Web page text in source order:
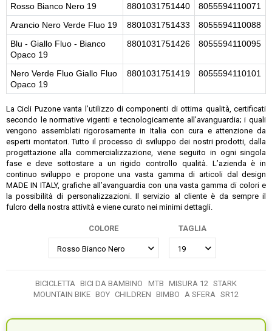
Rosso Bianco Nero 19
8801031751440
8055594110071
Arancio Nero Verde Fluo 19
8801031751433
8055594110088
Blu - Giallo Fluo - Bianco
Opaco 19
8801031751426 8055594110095
Nero Verde Fluo Giallo Fluo
Opaco 19
8801031751419 8055594110101
La Cicli Puzone vanta l’utilizzo di componenti di ottima qualità, certificati
secondo le normative vigenti e tecnologicamente all’avanguardia; i quali
vengono assemblati rigorosamente in Italia con cura e attenzione da
esperti montatori. Tutto il processo di sviluppo dei nostri prodotti, dalla
progettazione alla commercializzazione, viene seguito in ogni singola
fase e deve sottostare a un rigido controllo qualità. L’azienda è in
continuo sviluppo e propone una vasta gamma di articoli dal design
MADE IN ITALY, grafiche all’avanguardia con una vasta gamma di colori e
la possibilità di personalizzazioni. Il servizio al cliente è da sempre il
fulcro della nostra attività e viene curato nei minimi dettagli.
COLORE TAGLIA
BICICLETTA BICI DA BAMBINO MTB MISURA 12 STARK
MOUNTAIN BIKE BOY CHILDREN BIMBO A SFERA SR12